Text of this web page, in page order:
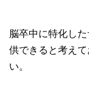
脳卒中に特化し
供できると考え
い。